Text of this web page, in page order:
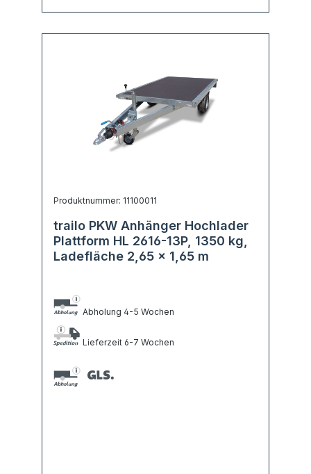
Produktnummer: 11100011
trailo PKW Anhänger Hochlader
Plattform HL 2616-13P, 1350 kg,
Ladefläche 2,65 x 1,65 m
Abholung 4-5 Wochen
Lieferzeit 6-7 Wochen